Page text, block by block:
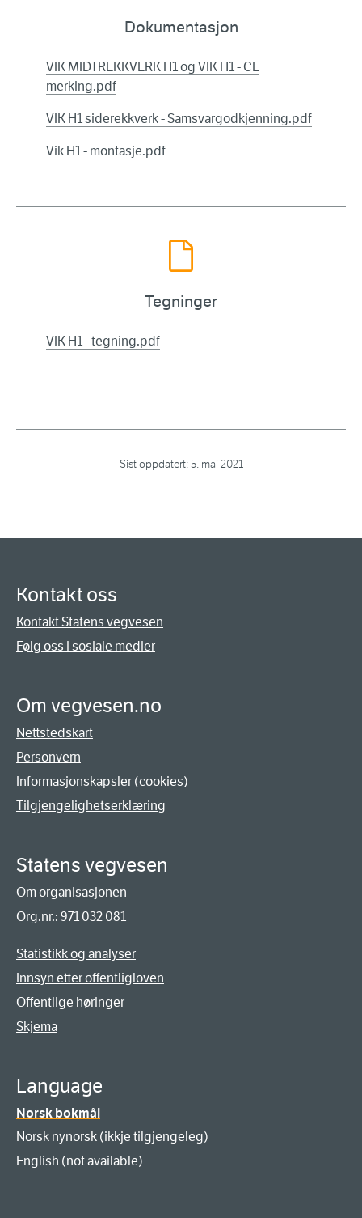
Dokumentasjon
VIK MIDTREKKVERK H1 og VIK H1 - CE
merking.pdf
VIK H1 siderekkverk - Samsvargodkjenning.pdf
Vik H1 - montasje.pdf
Tegninger
VIK H1 - tegning.pdf
Sist oppdatert:5. mai 2021
Kontakt oss
Kontakt Statens vegvesen
Følg oss i sosiale medier
Om vegvesen.no
Nettstedskart
Personvern
Informasjonskapsler (cookies)
Tilgjengelighetserklæring
Statens vegvesen
Om organisasjonen
Org.nr.: 971 032 081
Statistikk og analyser
Innsyn etter offentligloven
Offentlige høringer
Skjema
Language
Norsk bokmål
Norsk nynorsk (ikkje tilgjengeleg)
English (not available)